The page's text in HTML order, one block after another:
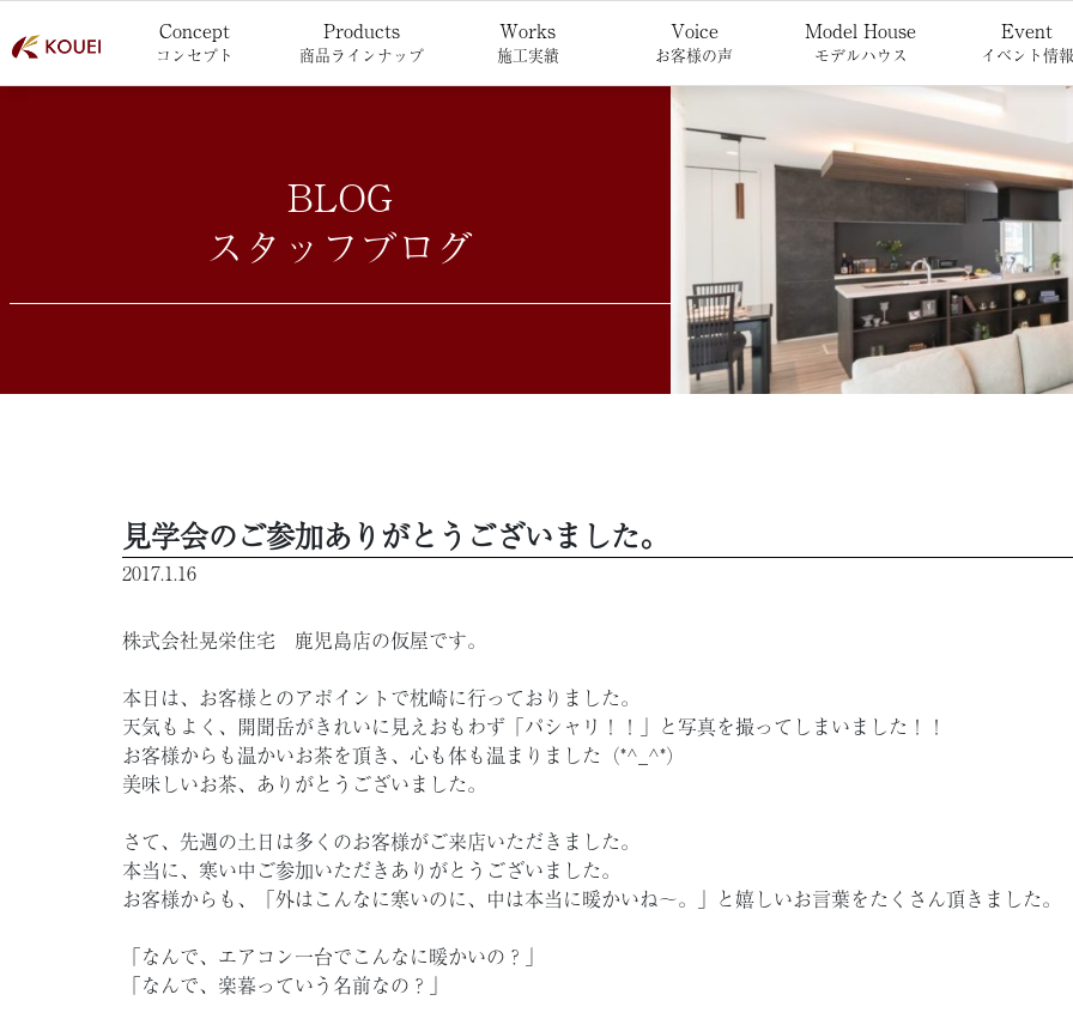
Concept
コンセプト
Products
商品ラインナップ
Works
施工実績
Voice
お客様の声
Model House
モデルハウス
Event
イベント情報
BLOG
スタッフブログ
見学会のご参加ありがとうございました。
2017.1.16
株式会社晃栄住宅 鹿児島店の仮屋です。
本日は、お客様とのアポイントで枕崎に行っておりました。
天気もよく、開聞岳がきれいに見えおもわず「パシャリ！！」と写真を撮ってしまいました！！
お客様からも温かいお茶を頂き、心も体も温まりました（*^_^*）
美味しいお茶、ありがとうございました。
さて、先週の土日は多くのお客様がご来店いただきました。
本当に、寒い中ご参加いただきありがとうございました。
お客様からも、「外はこんなに寒いのに、中は本当に暖かいね～。」と嬉しいお言葉をたくさん頂きました。
「なんで、エアコン一台でこんなに暖かいの？」
「なんで、楽暮っていう名前なの？」